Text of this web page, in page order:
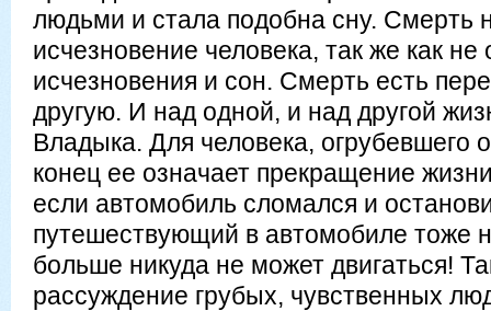
людьми и стала подобна сну. Смерть
исчезновение человека, так же как не
исчезновения и сон. Смерть есть
другую. И над одной, и над другой
Владыка. Для человека, огрубевшего
конец ее означает прекращение
если автомобиль сломался и
путешествующий в автомобиле тоже
больше никуда не может двигаться!
рассуждение грубых, чувственных